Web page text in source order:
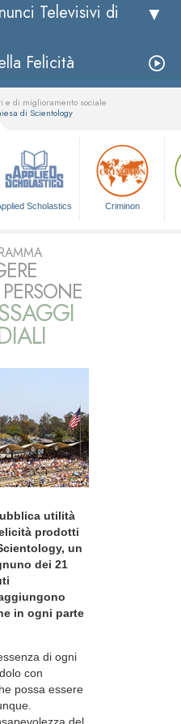
Televisivi di
Felicità
e di miglioramento sociale
di Scientology
Scholastics Criminon
utilità
prodotti
un
dei 21
in ogni parte
di ogni
con
possa essere